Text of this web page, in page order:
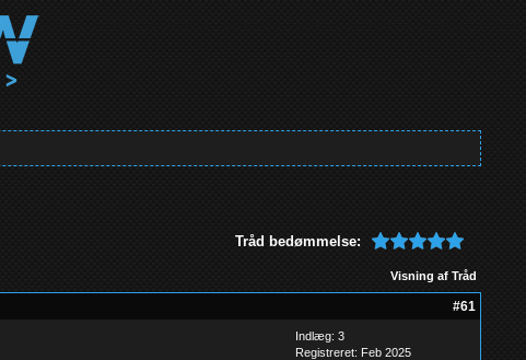
Tråd bedømmelse:
Visning af Tråd
#61
Indlæg: 3
Registreret: Feb 2025